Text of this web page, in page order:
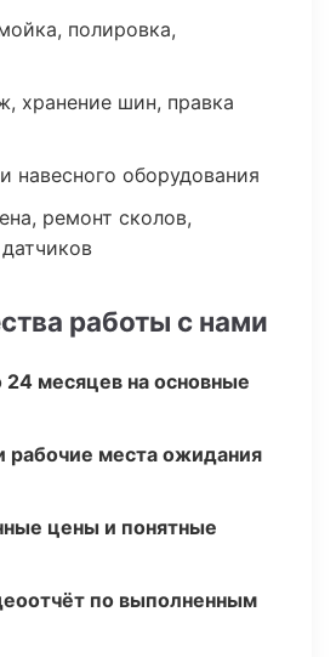
полировка,
хранение шин, правка
навесного оборудования
ремонт сколов,
работы с нами
24 месяцев на основные
рабочие места ожидания
цены и понятные
по выполненным